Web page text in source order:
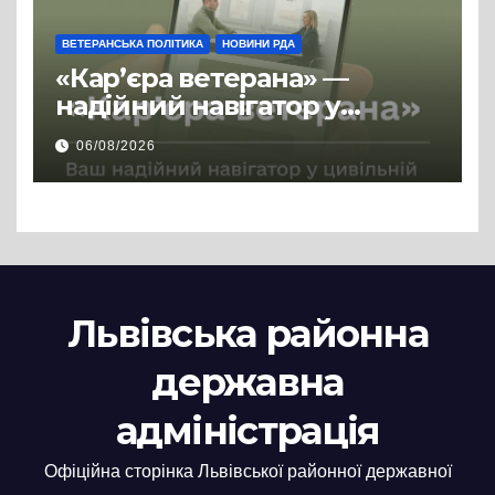
ВЕТЕРАНСЬКА ПОЛІТИКА НОВИНИ РДА
«Кар’єра ветерана» —
надійний навігатор у
цивільній професії
06/08/2026
Львівська районна
державна
адміністрація
Офіційна сторінка Львівської районної державної